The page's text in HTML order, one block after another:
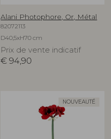
Alani Photophore, Or, Métal
82072113
D40,5xH70 cm
Prix de vente indicatif
€ 94,90
NOUVEAUTÉ